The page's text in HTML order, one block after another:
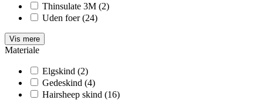
Thinsulate 3M (2)
Uden foer (24)
Vis mere
Materiale
Elgskind (2)
Gedeskind (4)
Hairsheep skind (16)